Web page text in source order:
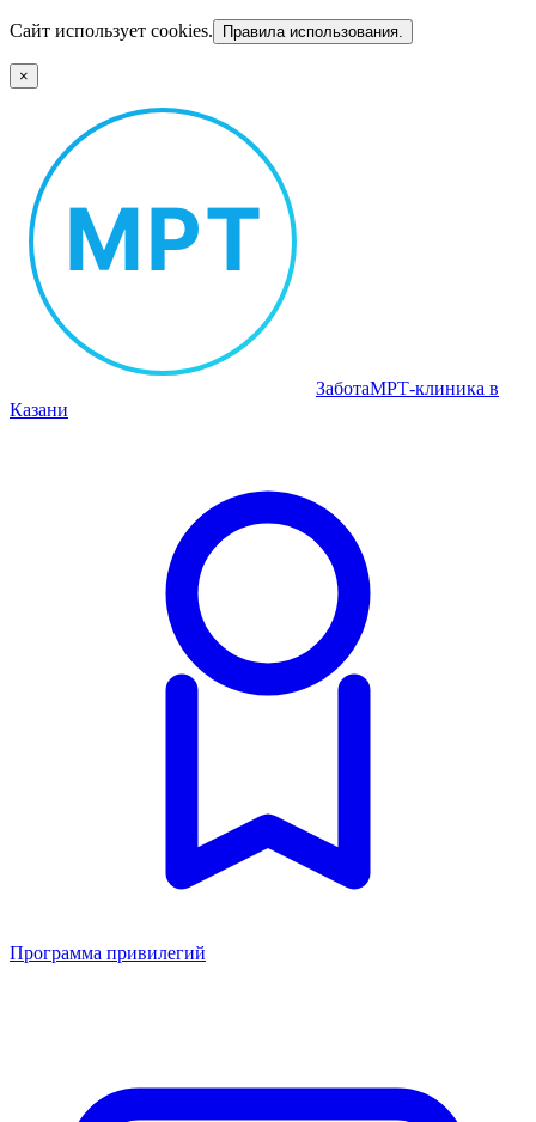
Сайт использует cookies. Правила использования.
×
ЗаботаМРТ‑клиника в
Казани
Программа привилегий